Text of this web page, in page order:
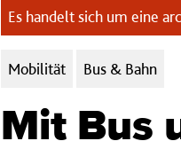
Es handelt sich um eine
Kategorien:
Mobilität Bus & Bahn
Mit Bus